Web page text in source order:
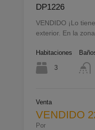
DP1226
VENDIDO ¡Lo
exterior. En la
Habitaciones
3
Venta
VENDIDO
Por